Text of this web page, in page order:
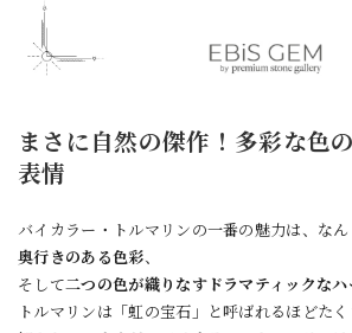
まさに自然の傑作！多彩な色
表情
バイカラー・トルマリンの一番の魅力は、な
奥行きのある色彩、
そして二つの色が織りなすドラマティックな
トルマリンは「虹の宝石」と呼ばれるほどた